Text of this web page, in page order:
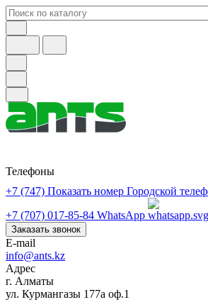
Телефоны
+7 (747) Показать номер Городской
+7 (707) 017-85-84 WhatsApp
Заказать звонок
E-mail
info@ants.kz
Адрес
г. Алматы
ул. Курмангазы 177а оф.1